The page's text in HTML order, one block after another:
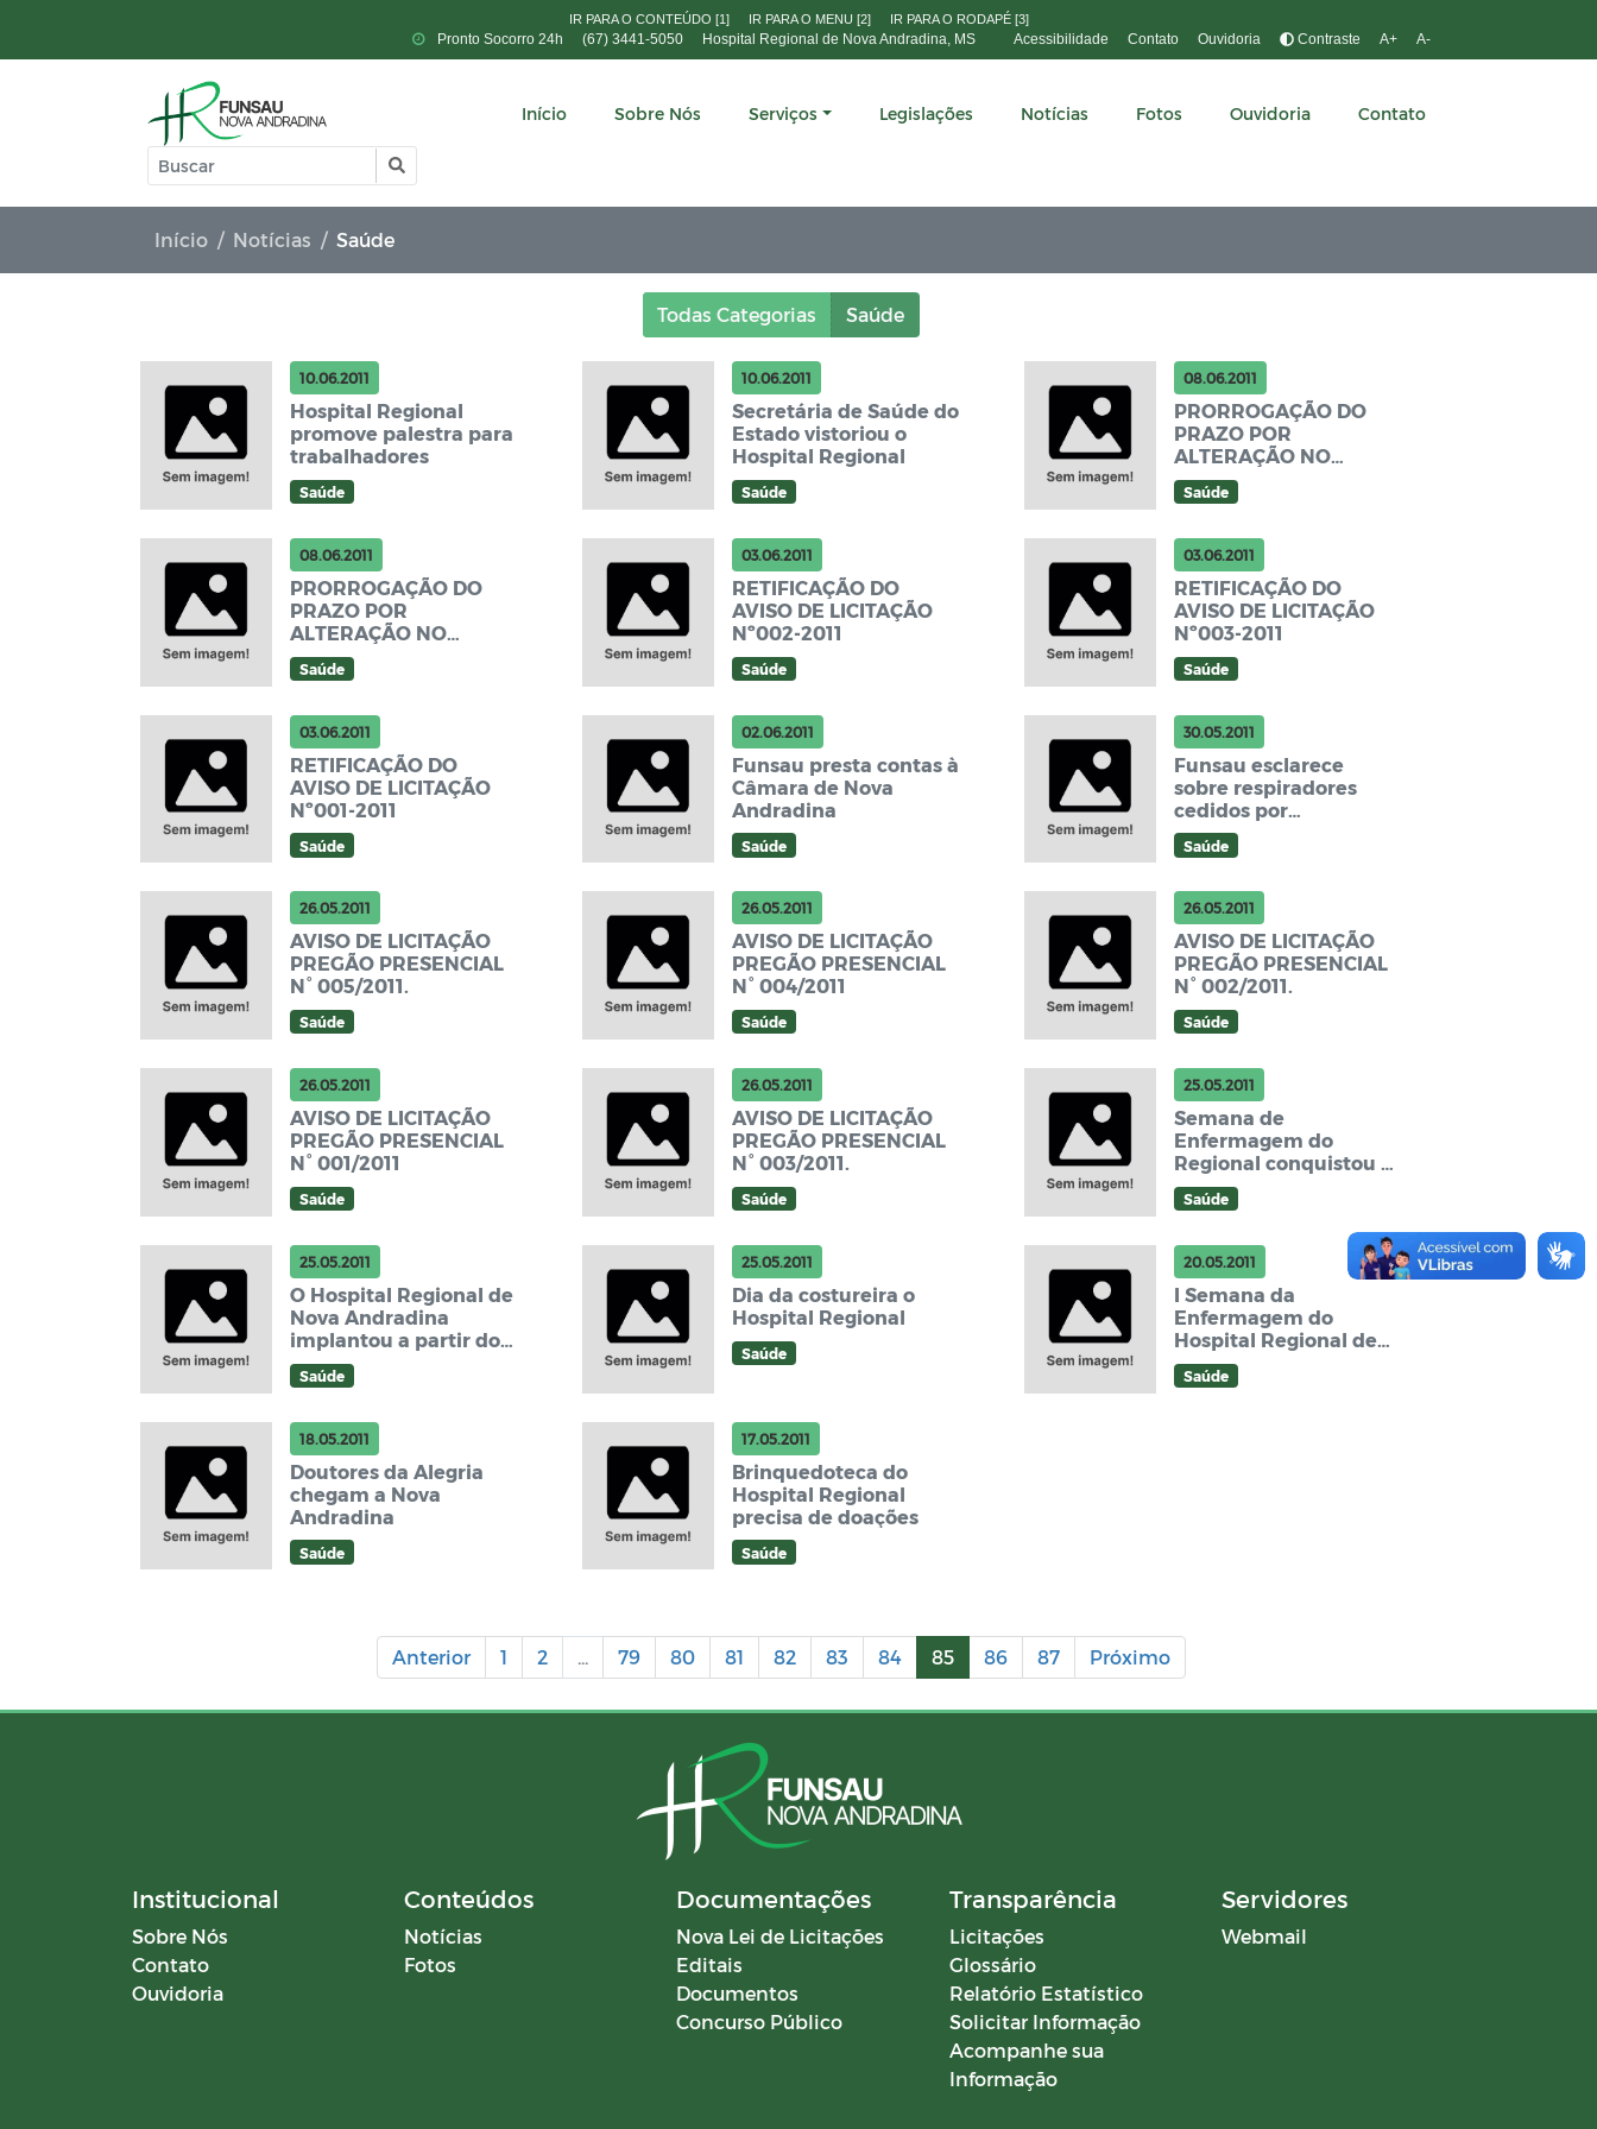
IR PARA O CONTEÚDO [1] IR PARA O MENU [2] IR PARA O RODAPÉ [3]
Pronto Socorro 24h (67) 3441-5050 Hospital Regional de Nova Andradina, MS Acessibilidade Contato Ouvidoria Contraste A+ A-
Início Sobre Nós Serviços Legislações Notícias Fotos Ouvidoria Contato
Início Notícias Saúde
Todas Categorias Saúde
10.06.2011
Hospital Regional
promove palestra para
trabalhadores
Saúde
10.06.2011
Secretária de Saúde do
Estado vistoriou o
Hospital Regional
Saúde
08.06.2011
PRORROGAÇÃO DO
PRAZO POR
ALTERAÇÃO NO
EDITAL PREGÃO
PRESENCIAL Nº
Saúde
08.06.2011
PRORROGAÇÃO DO
PRAZO POR
ALTERAÇÃO NO
EDITAL PREGÃO
PRESENCIAL Nº
Saúde
03.06.2011
RETIFICAÇÃO DO
AVISO DE LICITAÇÃO
Nº002-2011
Saúde
03.06.2011
RETIFICAÇÃO DO
AVISO DE LICITAÇÃO
Nº003-2011
Saúde
03.06.2011
RETIFICAÇÃO DO
AVISO DE LICITAÇÃO
Nº001-2011
Saúde
02.06.2011
Funsau presta contas à
Câmara de Nova
Andradina
Saúde
30.05.2011
Funsau esclarece
sobre respiradores
cedidos por
empréstimo à Santa
Casa de Campo Grande
Saúde
26.05.2011
AVISO DE LICITAÇÃO
PREGÃO PRESENCIAL
N° 005/2011.
Saúde
26.05.2011
AVISO DE LICITAÇÃO
PREGÃO PRESENCIAL
N° 004/2011
Saúde
26.05.2011
AVISO DE LICITAÇÃO
PREGÃO PRESENCIAL
N° 002/2011.
Saúde
26.05.2011
AVISO DE LICITAÇÃO
PREGÃO PRESENCIAL
N° 001/2011
Saúde
26.05.2011
AVISO DE LICITAÇÃO
PREGÃO PRESENCIAL
N° 003/2011.
Saúde
25.05.2011
Semana de
Enfermagem do
Regional conquistou o
objetivo
Saúde
25.05.2011
O Hospital Regional de
Nova Andradina
implantou a partir do
mês de maio o serviço
de OUVIDORIA que é
indispensável para
Programa de
Humanização
Saúde
25.05.2011
Dia da costureira o
Hospital Regional
Saúde
20.05.2011
I Semana da
Enfermagem do
Hospital Regional de
Nova Andradina
Saúde
18.05.2011
Doutores da Alegria
chegam a Nova
Andradina
Saúde
17.05.2011
Brinquedoteca do
Hospital Regional
precisa de doações
Saúde
Anterior 1 2 ... 79 80 81 82 83 84 85 86 87 Próximo
Institucional
Sobre Nós
Contato
Ouvidoria
Conteúdos
Notícias
Fotos
Documentações
Nova Lei de Licitações
Editais
Documentos
Concurso Público
Transparência
Licitações
Glossário
Relatório Estatístico
Solicitar Informação
Acompanhe sua
Informação
Servidores
Webmail